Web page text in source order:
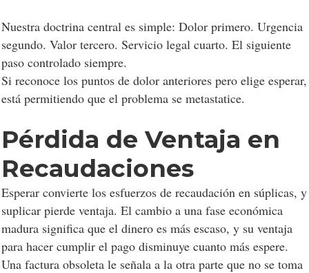
Nuestra doctrina central es simple: Dolor primero. Urgencia
segundo. Valor tercero. Servicio legal cuarto. El siguiente
paso controlado siempre.
Si reconoce los puntos de dolor anteriores pero elige esperar,
está permitiendo que el problema se metastatice.
Pérdida de Ventaja en
Recaudaciones
Esperar convierte los esfuerzos de recaudación en súplicas, y
suplicar pierde ventaja. El cambio a una fase económica
madura significa que el dinero es más escaso, y su ventaja
para hacer cumplir el pago disminuye cuanto más espere.
Una factura obsoleta le señala a la otra parte que no se toma